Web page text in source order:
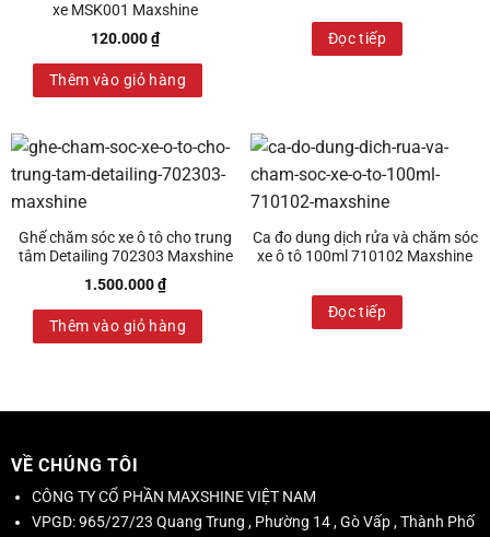
xe MSK001 Maxshine
120.000₫
Thêm vào giỏ hàng
Đọc tiếp
Ghế chăm sóc xe ô tô cho trung
tâm Detailing 702303 Maxshine
1.500.000₫
Thêm vào giỏ hàng
Ca đo dung dịch rửa và chăm sóc
xe ô tô 100ml 710102 Maxshine
Đọc tiếp
VỀ CHÚNG TÔI
CÔNG TY CỔ PHẦN MAXSHINE VIỆT NAM
VPGD:965/27/23 Quang Trung , Phường 14 , Gò Vấp , Thành Phố